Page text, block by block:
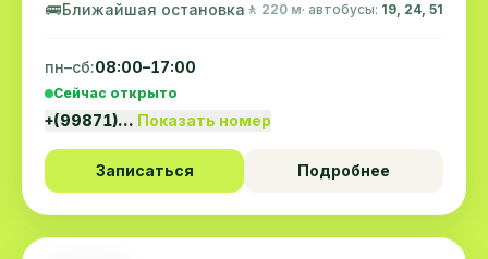
🚌Ближайшая остановка 🚶 220 м· автобусы: 19, 24, 51
пн–сб:08:00–17:00
Сейчас открыто
+(99871)… Показать номер
Записаться Подробнее